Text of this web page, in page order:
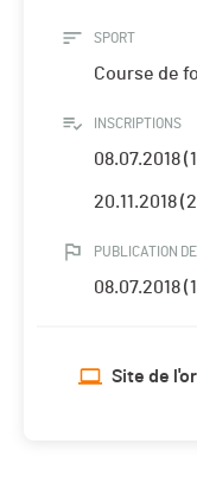
SPORT
Course de
INSCRIPTIONS
08.07.2018
20.11.2018
PUBLICATION
08.07.2018
Site de